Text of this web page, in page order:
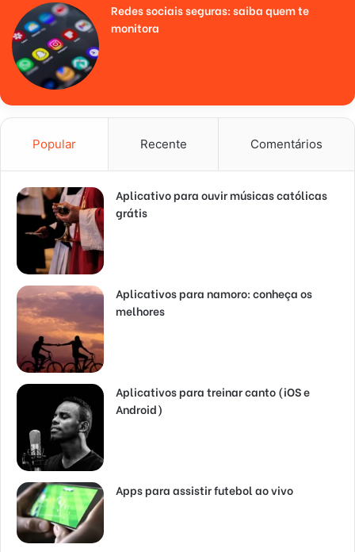
Redes sociais seguras: saiba quem te
monitora
Popular Recente Comentários
Aplicativo para ouvir músicas católicas
grátis
Aplicativos para namoro: conheça os
melhores
Aplicativos para treinar canto (iOS e
Android)
Apps para assistir futebol ao vivo